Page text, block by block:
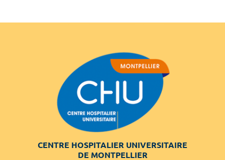
CENTRE HOSPITALIER UNIVERSITAIRE
DE MONTPELLIER